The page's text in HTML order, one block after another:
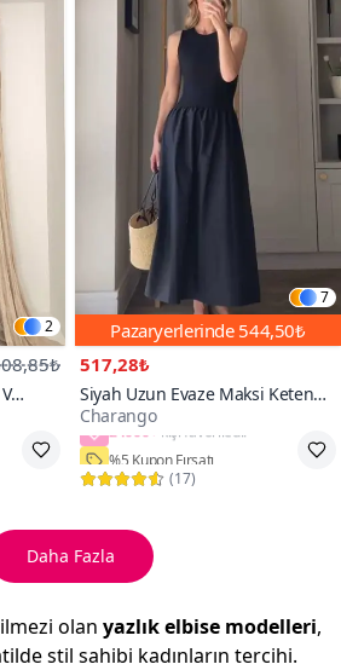
2
7
Pazaryerlerinde 544,50₺
517,28₺
Siyah Uzun Evaze Maksi Keten
Görünümlü Kumaş Etekli Kloş
Elbise
Charango
24000+
(17)
Daha Fazla
olan yazlık elbise modelleri,
stil sahibi kadınların tercihi.